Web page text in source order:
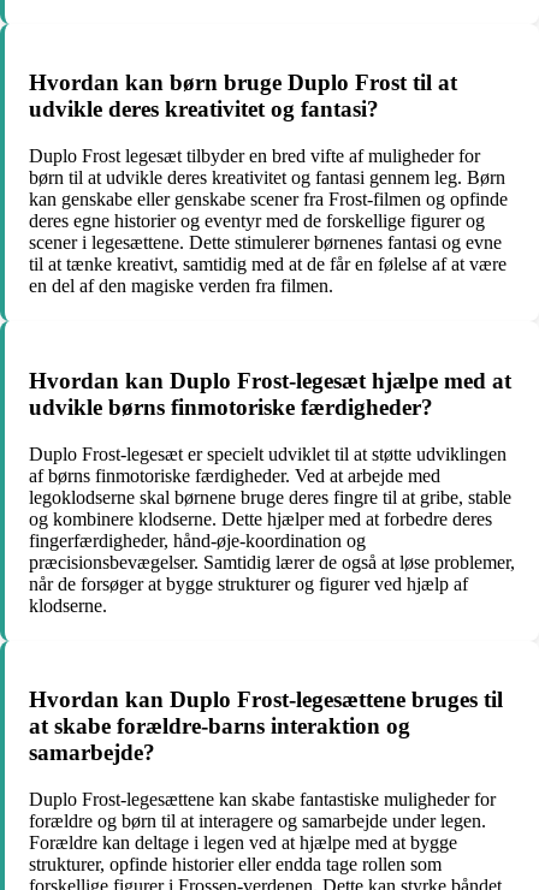
Hvordan kan børn bruge Duplo Frost til at
udvikle deres kreativitet og fantasi?
Duplo Frost legesæt tilbyder en bred vifte af muligheder for
børn til at udvikle deres kreativitet og fantasi gennem leg. Børn
kan genskabe eller genskabe scener fra Frost-filmen og opfinde
deres egne historier og eventyr med de forskellige figurer og
scener i legesættene. Dette stimulerer børnenes fantasi og evne
til at tænke kreativt, samtidig med at de får en følelse af at være
en del af den magiske verden fra filmen.
Hvordan kan Duplo Frost-legesæt hjælpe med at
udvikle børns finmotoriske færdigheder?
Duplo Frost-legesæt er specielt udviklet til at støtte udviklingen
af børns finmotoriske færdigheder. Ved at arbejde med
legoklodserne skal børnene bruge deres fingre til at gribe, stable
og kombinere klodserne. Dette hjælper med at forbedre deres
fingerfærdigheder, hånd-øje-koordination og
præcisionsbevægelser. Samtidig lærer de også at løse problemer,
når de forsøger at bygge strukturer og figurer ved hjælp af
klodserne.
Hvordan kan Duplo Frost-legesættene bruges til
at skabe forældre-barns interaktion og
samarbejde?
Duplo Frost-legesættene kan skabe fantastiske muligheder for
forældre og børn til at interagere og samarbejde under legen.
Forældre kan deltage i legen ved at hjælpe med at bygge
strukturer, opfinde historier eller endda tage rollen som
forskellige figurer i Frossen-verdenen. Dette kan styrke båndet